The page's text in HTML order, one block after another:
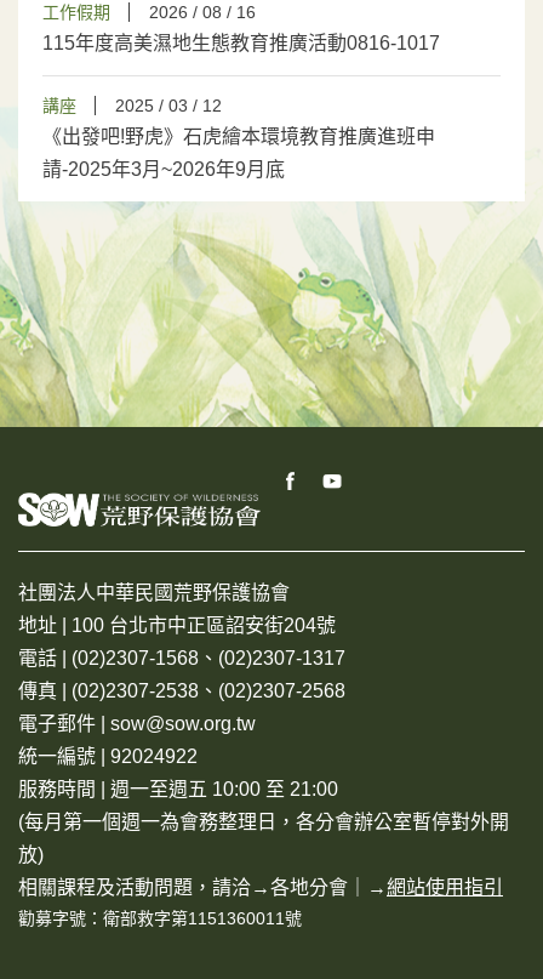
工作假期 2026 / 08 / 16
115年度高美濕地生態教育推廣活動0816-1017
講座 2025 / 03 / 12
《出發吧!野虎》石虎繪本環境教育推廣進班申
請-2025年3月~2026年9月底
社團法人中華民國荒野保護協會
地址 | 100 台北市中正區詔安街204號
電話 | (02)2307-1568、(02)2307-1317
傳真 | (02)2307-2538、(02)2307-2568
電子郵件 | sow@sow.org.tw
統一編號 | 92024922
服務時間 | 週一至週五 10:00 至 21:00
(每月第一個週一為會務整理日，各分會辦公室暫停對外開
放)
相關課程及活動問題，請洽→各地分會 ｜→網站使用指引
勸募字號：衛部救字第1151360011號